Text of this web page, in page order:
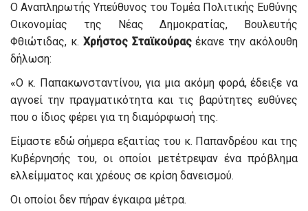
Ο Αναπληρωτής Υπεύθυνος του Τομέα Πολιτικής Ευθύνης
Οικονομίας της Νέας Δημοκρατίας, Βουλευτής
Φθιώτιδας, κ. Χρήστος Σταϊκούραςέκανε την ακόλουθη
δήλωση:
«Ο κ. Παπακωνσταντίνου, για μια ακόμη φορά, έδειξε να
αγνοεί την πραγματικότητα και τις βαρύτητες ευθύνες
που ο ίδιος φέρει για τη διαμόρφωσή της.
Είμαστε εδώ σήμερα εξαιτίας του κ. Παπανδρέου και της
Κυβέρνησής του, οι οποίοι μετέτρεψαν ένα πρόβλημα
ελλείμματος και χρέους σε κρίση δανεισμού.
Οι οποίοι δεν πήραν έγκαιρα μέτρα.